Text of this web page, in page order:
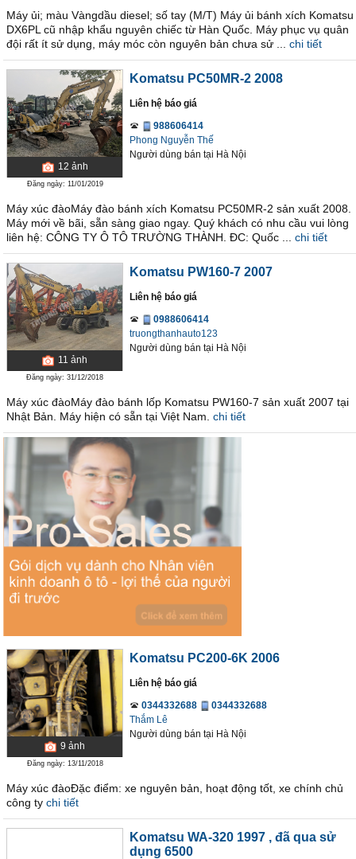
Máy ủi; màu Vàngdầu diesel; số tay (M/T) Máy ủi bánh xích Komatsu
DX6PL cũ nhập khẩu nguyên chiếc từ Hàn Quốc. Máy phục vụ quân
đội rất ít sử dụng, máy móc còn nguyên bản chưa sử ...
chi tiết
12 ảnh
Đăng ngày: 11/01/2019
Komatsu PC50MR-2 2008
Liên hệ báo giá
988606414
Phong Nguyễn Thế
Người dùng bán tại Hà Nội
Máy xúc đàoMáy đào bánh xích Komatsu PC50MR-2 sản xuất 2008.
Máy mới về bãi, sẵn sàng giao ngay. Quý khách có nhu cầu vui lòng
liên hệ: CÔNG TY Ô TÔ TRƯỜNG THÀNH. ĐC: Quốc ...
chi tiết
11 ảnh
Đăng ngày: 31/12/2018
Komatsu PW160-7 2007
Liên hệ báo giá
0988606414
truongthanhauto123
Người dùng bán tại Hà Nội
Máy xúc đàoMáy đào bánh lốp Komatsu PW160-7 sản xuất 2007 tại
Nhật Bản. Máy hiện có sẵn tại Việt Nam. chi tiết
9 ảnh
Đăng ngày: 13/11/2018
Komatsu PC200-6K 2006
Liên hệ báo giá
0344332688
0344332688
Thắm Lê
Người dùng bán tại Hà Nội
Máy xúc đàoĐặc điểm: xe nguyên bản, hoạt động tốt, xe chính chủ
công ty chi tiết
Komatsu WA-320 1997 , đã qua sử
dụng 6500